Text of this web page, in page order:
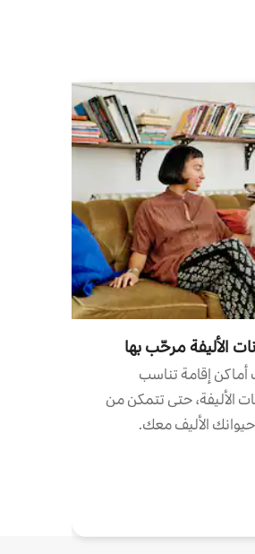
الأليفة مرحّب بها
إقامة تناسب
الأليفة، حتى تتمكن من
الأليف معك.